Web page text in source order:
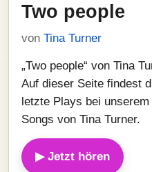
Two people
von Tina Turner
„Two people“ von Tina
Auf dieser Seite findest
letzte Plays bei
Songs von Tina Turner.
▶ Jetzt hören